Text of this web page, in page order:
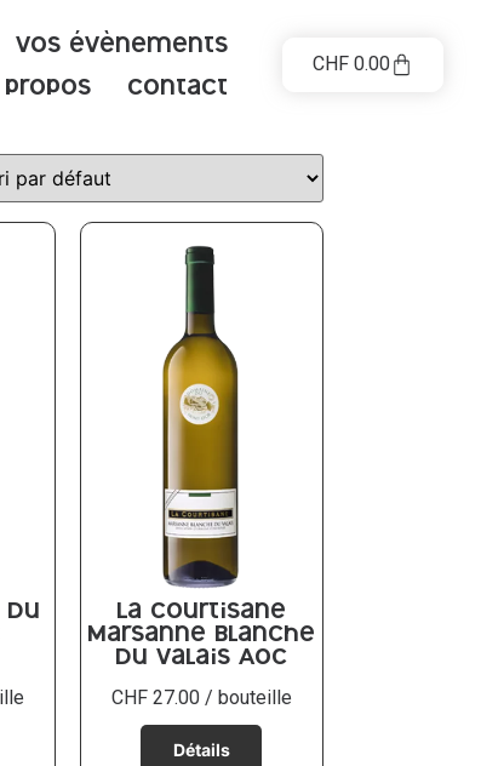
Vos évènements
propos contact
CHF0.00
du
La Courtisane
Marsanne blanche
du Valais AOC
CHF27.00 / bouteille